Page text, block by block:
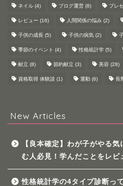
ネイル (4) ブログ運営 (8) プレ
レビュー (16) 人間関係の悩み (2)
子供の成長 (5) 子供の病気 (2)
季節のイベント (4) 性格統計学 (5)
献立 (8) 節約献立 (3) 美容 (28)
資格取得 体験談 (1) 運動 (6) 長
New Articles
【良本確定】わが子がやる
む人必見！学んだことをレビ
性格統計学の4タイプ診断っ